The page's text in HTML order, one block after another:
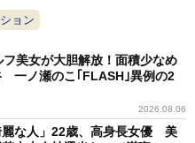
ョン
美女が大胆解放！面積少なめ
一ノ瀬のこ｢FLASH｣異例の2
2026.08.06
麗な人」22歳、高身長女優 美